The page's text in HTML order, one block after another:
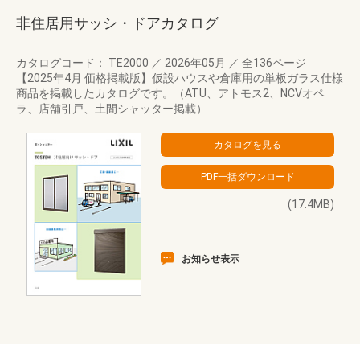
非住居用サッシ・ドアカタログ
カタログコード： TE2000 ／ 2026年05月 ／ 全136ページ
【2025年4月 価格掲載版】仮設ハウスや倉庫用の単板ガラス仕様
商品を掲載したカタログです。（ATU、アトモス2、NCVオペ
ラ、店舗引戸、土間シャッター掲載）
(17.4MB)
お知らせ表示